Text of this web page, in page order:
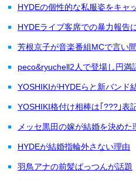
HYDEの個性的な私服姿をキャ
HYDEライブ客席での暴力報告
芳根京子が音楽番組MCで言い
peco&ryuchell2人で登場し円満
YOSHIKIがHYDEらと新バンド
YOSHIKI格付け相棒は｢???｣表
メッセ黒田の嫁が結婚を決めた
HYDEが結婚指輪外さない理由
羽鳥アナの前髪ぱっつんが話題